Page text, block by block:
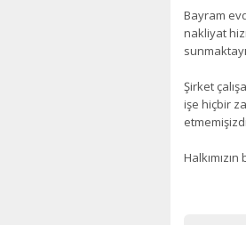
Bayram
nakliyat
Şirket
işe hiçbir